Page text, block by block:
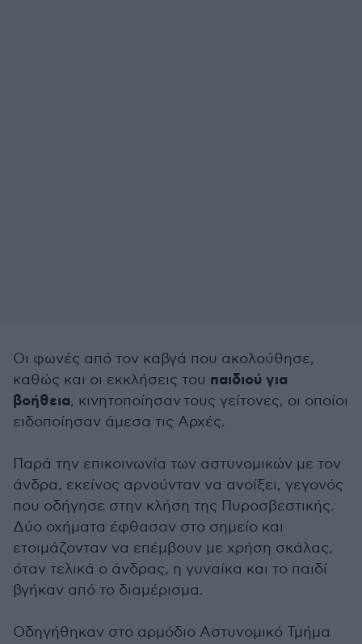
Οι φωνές από τον καβγά που ακολούθησε,
καθώς και οι εκκλήσεις του παιδιού για
βοήθεια, κινητοποίησαν τους γείτονες, οι οποίοι
ειδοποίησαν άμεσα τις Αρχές.
Παρά την επικοινωνία των αστυνομικών με τον
άνδρα, εκείνος αρνούνταν να ανοίξει, γεγονός
που οδήγησε στην κλήση της Πυροσβεστικής.
Δύο οχήματα έφθασαν στο σημείο και
ετοιμάζονταν να επέμβουν με χρήση σκάλας,
όταν τελικά ο άνδρας, η γυναίκα και το παιδί
βγήκαν από το διαμέρισμα.
Οδηγήθηκαν στο αρμόδιο Αστυνομικό Τμήμα